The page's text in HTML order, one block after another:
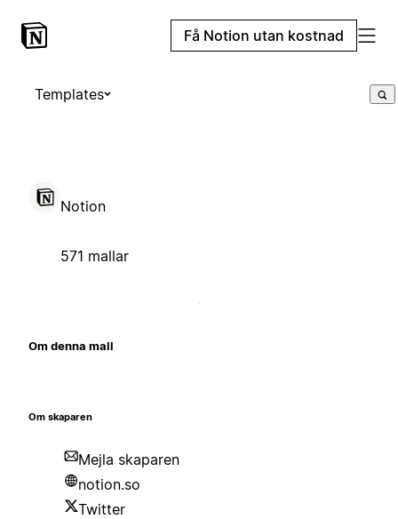
Få Notion utan kostnad
Templates
Notion
571 mallar
Om denna mall
Om skaparen
Mejla skaparen
notion.so
Twitter